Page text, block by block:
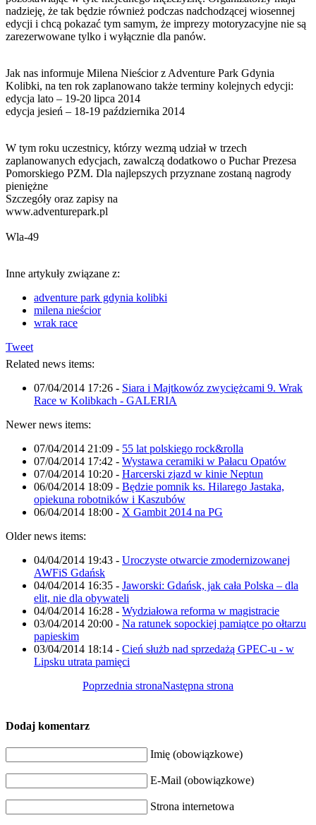
nadzieję, że tak będzie również podczas nadchodzącej wiosennej
edycji i chcą pokazać tym samym, że imprezy motoryzacyjne nie są
zarezerwowane tylko i wyłącznie dla panów.
Jak nas informuje Milena Nieścior z Adventure Park Gdynia
Kolibki, na ten rok zaplanowano także terminy kolejnych edycji:
edycja lato – 19-20 lipca 2014
edycja jesień – 18-19 października 2014
W tym roku uczestnicy, którzy wezmą udział w trzech
zaplanowanych edycjach, zawalczą dodatkowo o Puchar Prezesa
Pomorskiego PZM. Dla najlepszych przyznane zostaną nagrody
pieniężne
Szczegóły oraz zapisy na
www.adventurepark.pl
Wla-49
Inne artykuły związane z:
adventure park gdynia kolibki
milena nieścior
wrak race
Tweet
Related news items:
07/04/2014 17:26 - Siara i Majtkowóz zwyciężcami 9. Wrak
Race w Kolibkach - GALERIA
Newer news items:
07/04/2014 21:09 - 55 lat polskiego rock&rolla
07/04/2014 17:42 - Wystawa ceramiki w Pałacu Opatów
07/04/2014 10:20 - Harcerski zjazd w kinie Neptun
06/04/2014 18:09 - Będzie pomnik ks. Hilarego Jastaka,
opiekuna robotników i Kaszubów
06/04/2014 18:00 - X Gambit 2014 na PG
Older news items:
04/04/2014 19:43 - Uroczyste otwarcie zmodernizowanej
AWFiS Gdańsk
04/04/2014 16:35 - Jaworski: Gdańsk, jak cała Polska – dla
elit, nie dla obywateli
04/04/2014 16:28 - Wydziałowa reforma w magistracie
03/04/2014 20:00 - Na ratunek sopockiej pamiątce po ołtarzu
papieskim
03/04/2014 18:14 - Cień służb nad sprzedażą GPEC-u - w
Lipsku utrata pamięci
Poprzednia stronaNastępna strona
Dodaj komentarz
Imię (obowiązkowe)
E-Mail (obowiązkowe)
Strona internetowa